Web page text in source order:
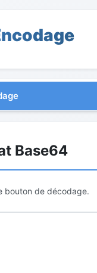
Base64
bouton de décodage.